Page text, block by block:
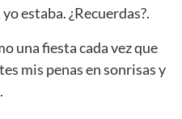
estaba. ¿Recuerdas?.
una fiesta cada vez que
mis penas en sonrisas y